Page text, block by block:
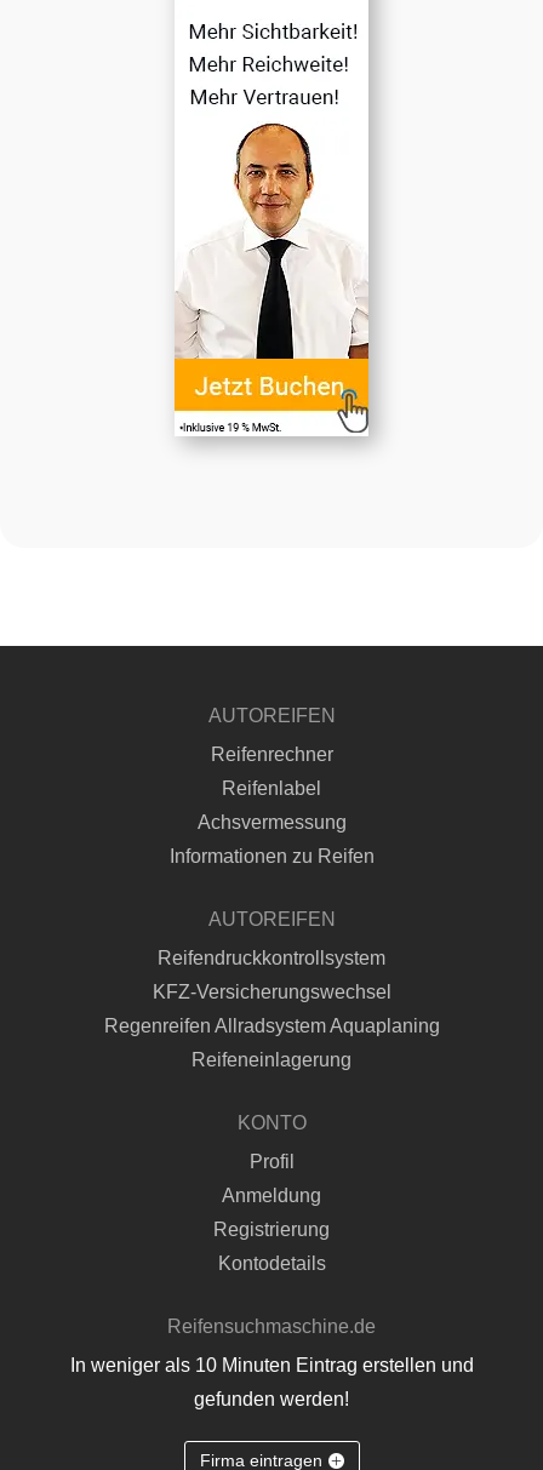
AUTOREIFEN
Reifenrechner
Reifenlabel
Achsvermessung
Informationen zu Reifen
AUTOREIFEN
Reifendruckkontrollsystem
KFZ-Versicherungswechsel
Regenreifen Allradsystem Aquaplaning
Reifeneinlagerung
KONTO
Profil
Anmeldung
Registrierung
Kontodetails
Reifensuchmaschine.de
In weniger als 10 Minuten Eintrag erstellen und
gefunden werden!
Firma eintragen